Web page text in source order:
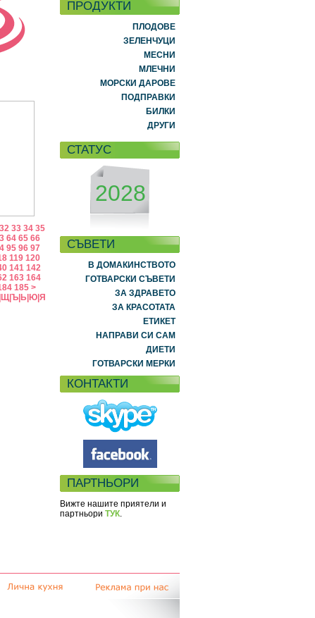
32 33 34 35
64 65 66
95 96 97
119 120
141 142
163 164
185>
Щ Ъ Ь Ю Я
ПРОДУКТИ
ПЛОДОВЕ
ЗЕЛЕНЧУЦИ
МЕСНИ
МЛЕЧНИ
МОРСКИ ДАРОВЕ
ПОДПРАВКИ
БИЛКИ
ДРУГИ
СТАТУС
2028
СЪВЕТИ
В ДОМАКИНСТВОТО
ГОТВАРСКИ СЪВЕТИ
ЗА ЗДРАВЕТО
ЗА КРАСОТАТА
ЕТИКЕТ
НАПРАВИ СИ САМ
ДИЕТИ
ГОТВАРСКИ МЕРКИ
КОНТАКТИ
ПАРТНЬОРИ
Вижте нашите приятели и
партньори ТУК.